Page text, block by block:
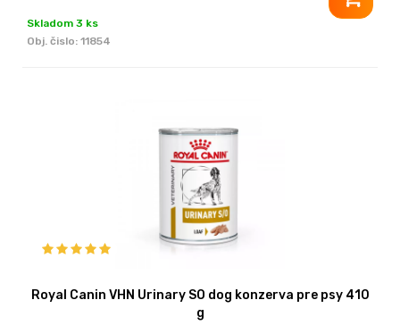
Skladom 3 ks
Obj. čislo: 11854
Royal Canin VHN Urinary SO dog konzerva pre psy 410
g